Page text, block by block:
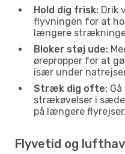
Hold dig frisk: Drik
flyvningen for at
længere
Bloker støj ude:
ørepropper for at
især under
Stræk dig ofte:
strækøvelser i
på længere flyrejser.
Flyvetid og